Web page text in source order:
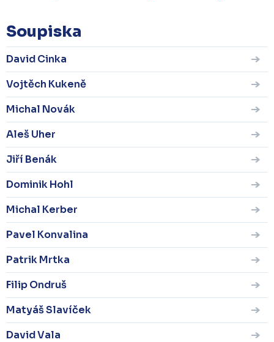
Soupiska
David Cinka
Vojtěch Kukeně
Michal Novák
Aleš Uher
Jiří Benák
Dominik Hohl
Michal Kerber
Pavel Konvalina
Patrik Mrtka
Filip Ondruš
Matyáš Slavíček
David Vala